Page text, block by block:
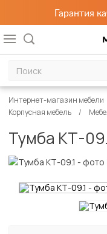
Гарантия
Интернет-магазин мебели
Корпусная мебель
Тумба КТ-